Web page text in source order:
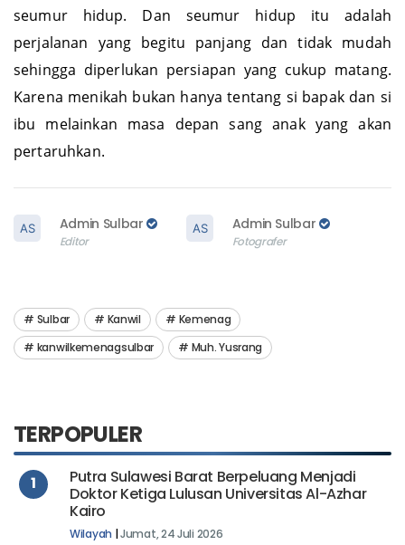
seumur hidup. Dan seumur hidup itu adalah
perjalanan yang begitu panjang dan tidak mudah
sehingga diperlukan persiapan yang cukup matang.
Karena menikah bukan hanya tentang si bapak dan si
ibu melainkan masa depan sang anak yang akan
pertaruhkan.
Admin Sulbar
Editor
Admin Sulbar
Fotografer
Sulbar Kanwil
Kemenag
kanwilkemenagsulbar
Muh. Yusrang
TERPOPULER
1
Putra Sulawesi Barat Berpeluang Menjadi
Doktor Ketiga Lulusan Universitas Al-Azhar
Kairo
Wilayah |Jumat, 24 Juli 2026